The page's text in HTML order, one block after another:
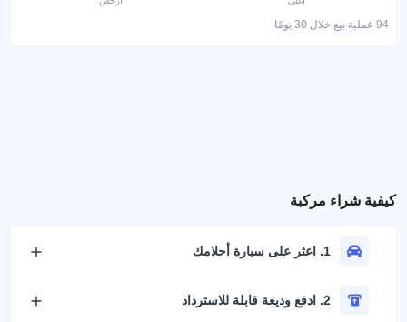
94 عملية بيع خلال 30 يومًا
كيفية شراء مركبة
1. اعثر على سيارة أحلامك
2. ادفع وديعة قابلة للاسترداد